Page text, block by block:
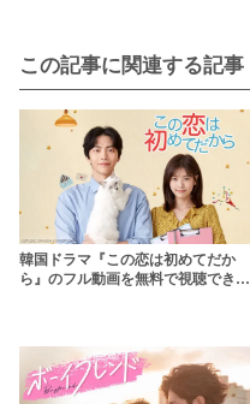
この記事に関連する記事
韓国ドラマ『この恋は初めてだか
ら』のフル動画を無料で視聴できる